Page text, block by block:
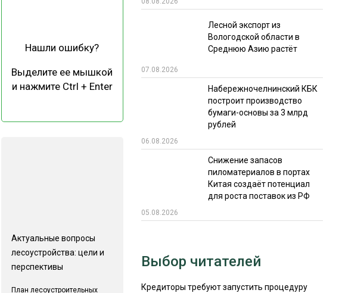
ИТОГИ МЕРОПРИЯТИЙ
Нашли ошибку?
Выделите ее мышкой
и нажмите Ctrl + Enter
Актуальные вопросы
лесоустройства: цели и
перспективы
План лесоустроительных
Лесной экспорт из
Вологодской области в
Среднюю Азию растёт
07.08.2026
Набережночелнинский КБК
построит производство
бумаги-основы за 3 млрд
рублей
06.08.2026
Снижение запасов
пиломатериалов в портах
Китая создаёт потенциал
для роста поставок из РФ
05.08.2026
Выбор читателей
Кредиторы требуют запустить процедуру